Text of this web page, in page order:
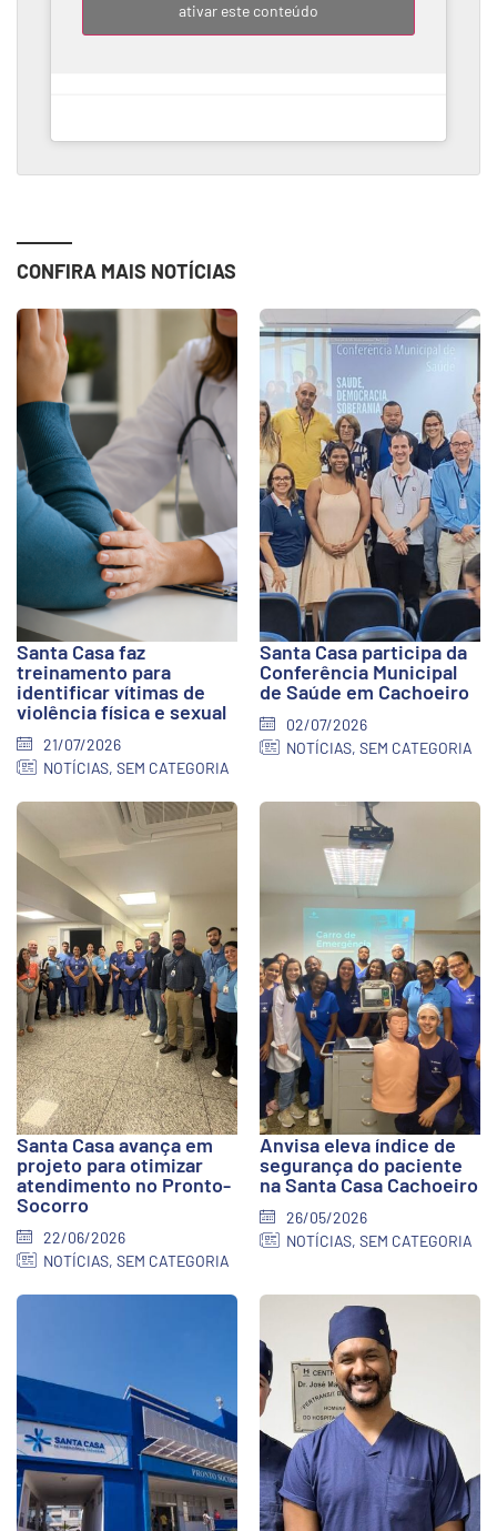
ativar este conteúdo
CONFIRA MAIS NOTÍCIAS
Santa Casa faz
treinamento para
identificar vítimas de
violência física e sexual
21/07/2026
NOTÍCIAS, SEM CATEGORIA
Santa Casa participa da
Conferência Municipal
de Saúde em Cachoeiro
02/07/2026
NOTÍCIAS, SEM CATEGORIA
Santa Casa avança em
projeto para otimizar
atendimento no Pronto-
Socorro
22/06/2026
NOTÍCIAS, SEM CATEGORIA
Anvisa eleva índice de
segurança do paciente
na Santa Casa Cachoeiro
26/05/2026
NOTÍCIAS, SEM CATEGORIA